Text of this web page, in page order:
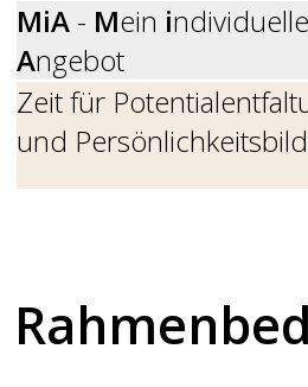
MiA - Mein i
Angebot
Zeit für
und